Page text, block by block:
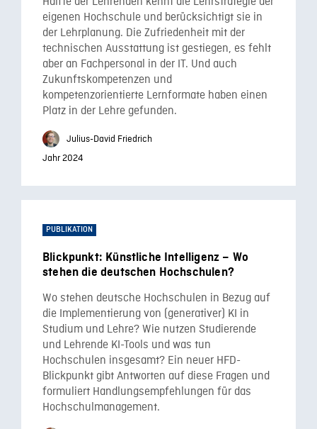
eigenen Hochschule und berücksichtigt sie in
der Lehrplanung. Die Zufriedenheit mit der
technischen Ausstattung ist gestiegen, es fehlt
aber an Fachpersonal in der IT. Und auch
Zukunftskompetenzen und
kompetenzorientierte Lernformate haben einen
Platz in der Lehre gefunden.
Julius-David Friedrich
Jahr 2024
PUBLIKATION
Blickpunkt: Künstliche Intelligenz – Wo
stehen die deutschen Hochschulen?
Wo stehen deutsche Hochschulen in Bezug auf
die Implementierung von (generativer) KI in
Studium und Lehre? Wie nutzen Studierende
und Lehrende KI-Tools und was tun
Hochschulen insgesamt? Ein neuer HFD-
Blickpunkt gibt Antworten auf diese Fragen und
formuliert Handlungsempfehlungen für das
Hochschulmanagement.